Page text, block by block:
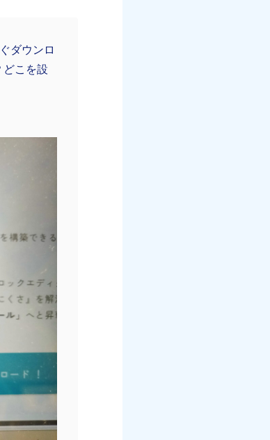
ダウンロ
こを設